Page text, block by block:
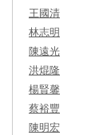
王國清
林志明
陳遠光
洪焜隆
楊賢馨
蔡裕豐
陳明宏